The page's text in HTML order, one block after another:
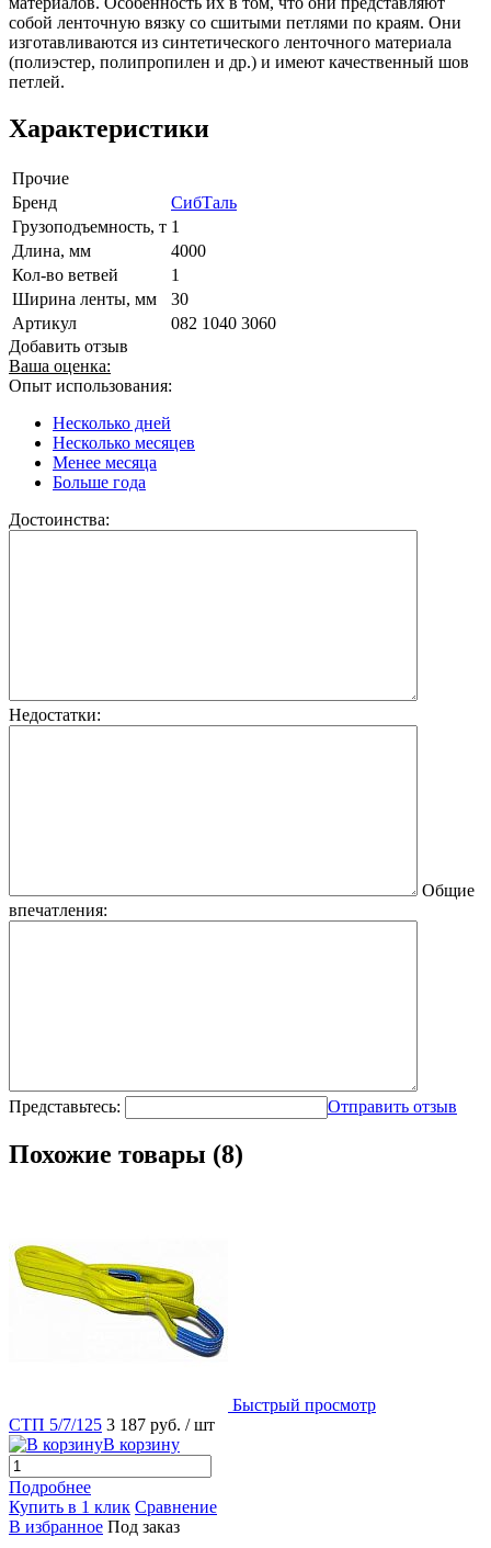
собой ленточную вязку со сшитыми петлями по краям. Они
изготавливаются из синтетического ленточного материала
(полиэстер, полипропилен и др.) и имеют качественный шов
петлей.
Характеристики
Прочие
Бренд
СибТаль
Грузоподъемность, т 1
Длина, мм
4000
Кол-во ветвей
1
Ширина ленты, мм
30
Артикул
082 1040 3060
Добавить отзыв
Ваша оценка:
Опыт использования:
Несколько дней
Несколько месяцев
Менее месяца
Больше года
Достоинства:
Недостатки:
Общие
впечатления:
Представьтесь: Отправить отзыв
Похожие товары (8)
Быстрый просмотр
СТП 5/7/125 3 187 руб. / шт
В корзину
Подробнее
Купить в 1 клик Сравнение
В избранное Под заказ